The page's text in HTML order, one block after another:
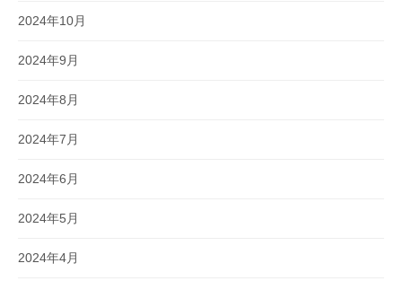
2024年10月
2024年9月
2024年8月
2024年7月
2024年6月
2024年5月
2024年4月